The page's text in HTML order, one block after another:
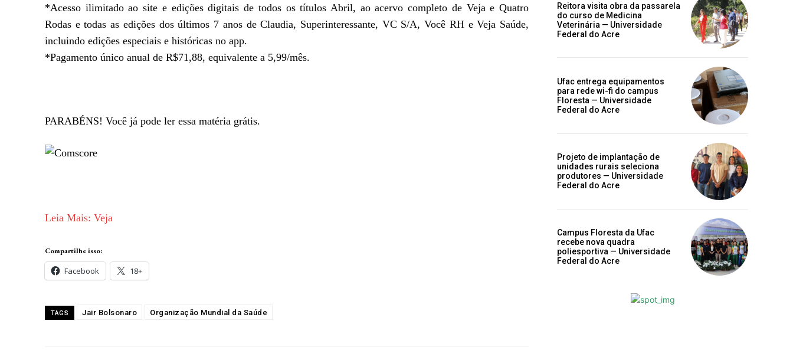
*Acesso ilimitado ao site e edições digitais de todos os títulos Abril, ao acervo completo de Veja e Quatro
Rodas e todas as edições dos últimos 7 anos de Claudia, Superinteressante, VC S/A, Você RH e Veja Saúde,
incluindo edições especiais e históricas no app.
*Pagamento único anual de R$71,88, equivalente a 5,99/mês.
PARABÉNS! Você já pode ler essa matéria grátis.
Leia Mais: Veja
Compartilhe isso:
Facebook 18+
TAGS Jair Bolsonaro Organização Mundial da Saúde
Reitora visita obra da passarela
do curso de Medicina
Veterinária — Universidade
Federal do Acre
Ufac entrega equipamentos
para rede wi-fi do campus
Floresta — Universidade
Federal do Acre
Projeto de implantação de
unidades rurais seleciona
produtores — Universidade
Federal do Acre
Campus Floresta da Ufac
recebe nova quadra
poliesportiva — Universidade
Federal do Acre